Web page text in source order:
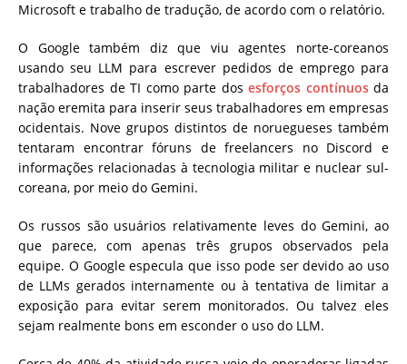
Microsoft e trabalho de tradução, de acordo com o relatório.
O Google também diz que viu agentes norte-coreanos
usando seu LLM para escrever pedidos de emprego para
trabalhadores de TI como parte dos esforços contínuosda
nação eremita para inserir seus trabalhadores em empresas
ocidentais. Nove grupos distintos de noruegueses também
tentaram encontrar fóruns de freelancers no Discord e
informações relacionadas à tecnologia militar e nuclear sul-
coreana, por meio do Gemini.
Os russos são usuários relativamente leves do Gemini, ao
que parece, com apenas três grupos observados pela
equipe. O Google especula que isso pode ser devido ao uso
de LLMs gerados internamente ou à tentativa de limitar a
exposição para evitar serem monitorados. Ou talvez eles
sejam realmente bons em esconder o uso do LLM.